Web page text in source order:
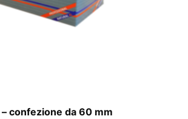
confezione da 60 mm